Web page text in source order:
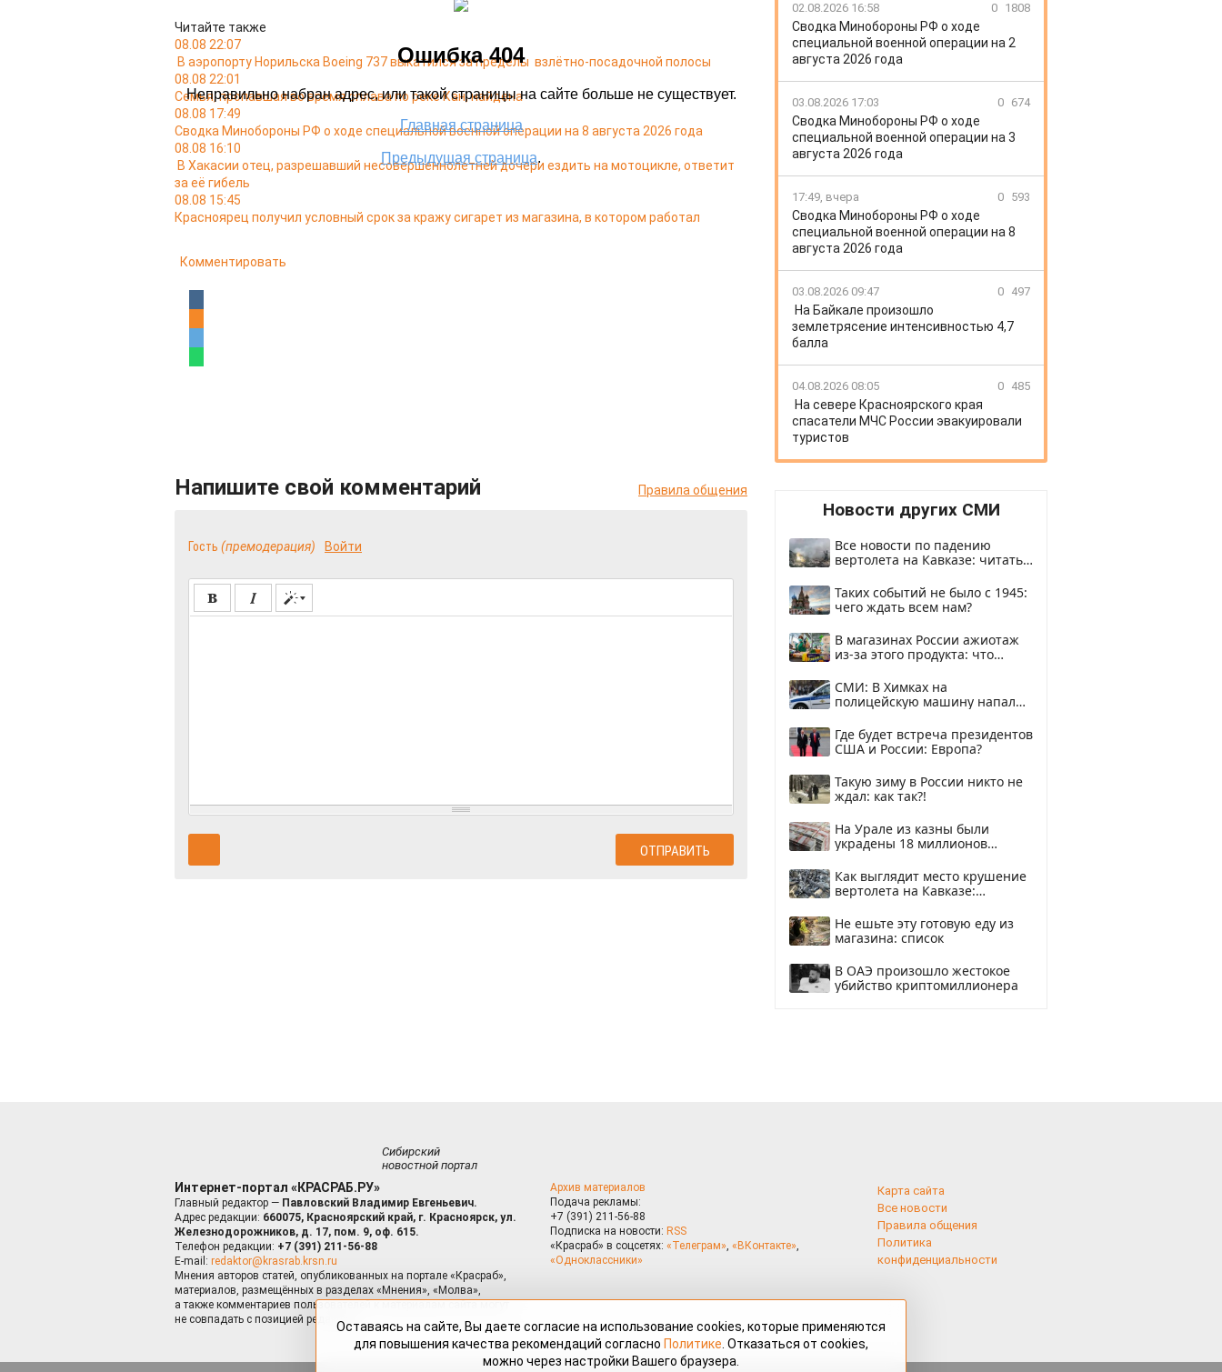
Читайте также
08.08 22:07
В аэропорту Норильска Boeing 737 выкатился за пределы взлётно-посадочной полосы
08.08 22:01
Семья, пропавшая во время сплава по реке Кан, найдена
08.08 17:49
Сводка Минобороны РФ о ходе специальной военной операции на 8 августа 2026 года
08.08 16:10
В Хакасии отец, разрешавший несовершеннолетней дочери ездить на мотоцикле, ответит
за её гибель
08.08 15:45
Красноярец получил условный срок за кражу сигарет из магазина, в котором работал
Комментировать
Напишите свой комментарий Правила общения
Гость (премодерация) Войти
02.08.2026 16:58 0 1808
Сводка Минобороны РФ о ходе
специальной военной операции на 2
августа 2026 года
03.08.2026 17:03 0 674
Сводка Минобороны РФ о ходе
специальной военной операции на 3
августа 2026 года
17:49, вчера 0 593
Сводка Минобороны РФ о ходе
специальной военной операции на 8
августа 2026 года
03.08.2026 09:47 0 497
На Байкале произошло
землетрясение интенсивностью 4,7
балла
04.08.2026 08:05 0 485
На севере Красноярского края
спасатели МЧС России эвакуировали
туристов
Новости других СМИ
Все новости по падению
вертолета на Кавказе: читать
Таких событий не было с 1945:
чего ждать всем нам?
В магазинах России ажиотаж
из-за этого продукта: что
СМИ: В Химках на
полицейскую машину напали
Где будет встреча президентов
США и России: Европа?
Такую зиму в России никто не
ждал: как так?!
На Урале из казны были
украдены 18 миллионов
Как выглядит место крушение
вертолета на Кавказе:
Не ешьте эту готовую еду из
магазина: список
В ОАЭ произошло жестокое
убийство криптомиллионера
Сибирский
новостной портал
Интернет-портал «КРАСРАБ.РУ»
Главный редактор — Павловский Владимир Евгеньевич.
Адрес редакции: 660075, Красноярский край, г. Красноярск, ул.
Железнодорожников, д. 17, пом. 9, оф. 615.
Телефон редакции: +7 (391) 211-56-88
E-mail: redaktor@krasrab.krsn.ru
Мнения авторов статей, опубликованных на портале «Красраб»,
материалов, размещённых в разделах «Мнения», «Молва»,
а также комментариев пользователей к материалам сайта могут
не совпадать с позицией редакции.
Архив материалов
Подача рекламы:
+7 (391) 211-56-88
Подписка на новости: RSS
«Красраб» в соцсетях: «Телеграм», «ВКонтакте»,
«Одноклассники»
Карта сайта
Все новости
Правила общения
Политика
конфиденциальности
Оставаясь на сайте, Вы даете согласие на использование cookies, которые применяются
для повышения качества рекомендаций согласно Политике . Отказаться от cookies,
можно через настройки Вашего браузера.